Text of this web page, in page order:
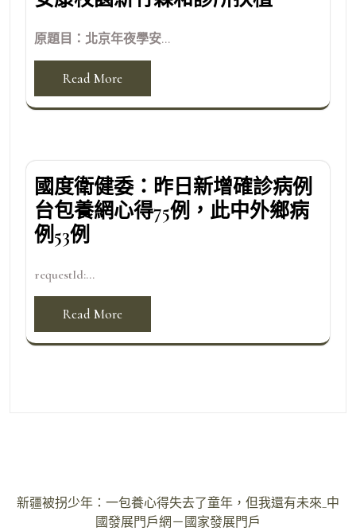
原題目：北京年夜學安...
Read More
國度衛健委：昨日新增確診病例
台包養網心得75例，此中外鄉病
例53例
requestId:...
Read More
文
新疆被拐少年：一包養心得失去了童年，但我還有未來_中
國發展門戶網－國家發展門戶